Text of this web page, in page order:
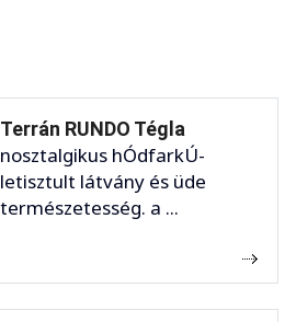
Terrán RUNDO Tégla
nosztalgikus hÓdfarkÚ-
letisztult látvány és üde
természetesség. a ...